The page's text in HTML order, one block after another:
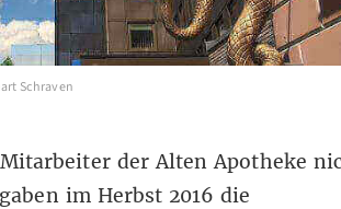
Schraven
der Alten Apotheke
im Herbst 2016 die